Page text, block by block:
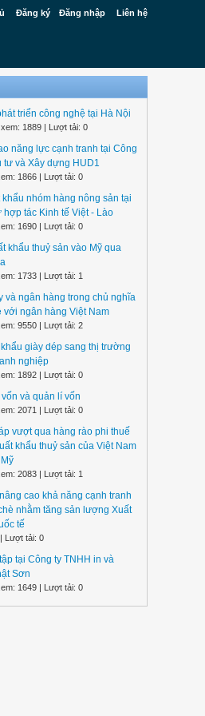
Đăng ký Đăng nhập Liên hệ
triển công nghệ tại Hà Nội
1889 | Lượt tải: 0
năng lực cạnh tranh tại Công
tư và Xây dựng HUD1
1866 | Lượt tải: 0
khẩu nhóm hàng nông sản tại
tác Kinh tế Việt - Lào
1690 | Lượt tải: 0
khẩu thuỷ sản vào Mỹ qua
1733 | Lượt tải: 1
và ngân hàng trong chủ nghĩa
với ngân hàng Việt Nam
9550 | Lượt tải: 2
giày dép sang thị trường
nghiệp
1892 | Lượt tải: 0
và quản lí vốn
2071 | Lượt tải: 0
vượt qua hàng rào phi thuế
khẩu thuỷ sản của Việt Nam
2083 | Lượt tải: 1
cao khả năng cạnh tranh
nhằm tăng sản lượng Xuất
tế
Lượt tải: 0
tại Công ty TNHH in và
Sơn
1649 | Lượt tải: 0